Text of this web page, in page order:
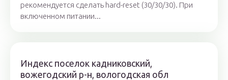
рекомендуется сделать hard-reset (30/30/30). При
включенном питании...
Индекс поселок кадниковский,
вожегодский р-н, вологодская обл